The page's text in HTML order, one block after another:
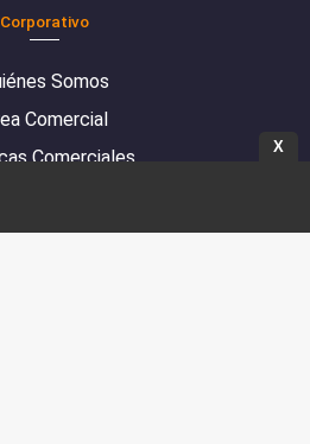
Corporativo
Somos
Comercial
Comerciales
Compliance
X